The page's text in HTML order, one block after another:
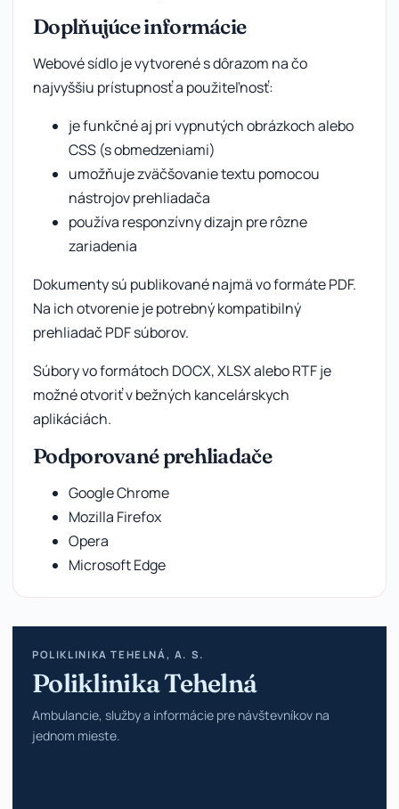
Doplňujúce informácie
Webové sídlo je vytvorené s dôrazom na čo
najvyššiu prístupnosť a použiteľnosť:
je funkčné aj pri vypnutých obrázkoch alebo
CSS (s obmedzeniami)
umožňuje zväčšovanie textu pomocou
nástrojov prehliadača
používa responzívny dizajn pre rôzne
zariadenia
Dokumenty sú publikované najmä vo formáte PDF.
Na ich otvorenie je potrebný kompatibilný
prehliadač PDF súborov.
Súbory vo formátoch DOCX, XLSX alebo RTF je
možné otvoriť v bežných kancelárskych
aplikáciách.
Podporované prehliadače
Google Chrome
Mozilla Firefox
Opera
Microsoft Edge
POLIKLINIKA TEHELNÁ, A. S.
Poliklinika Tehelná
Ambulancie, služby a informácie pre návštevníkov na
jednom mieste.